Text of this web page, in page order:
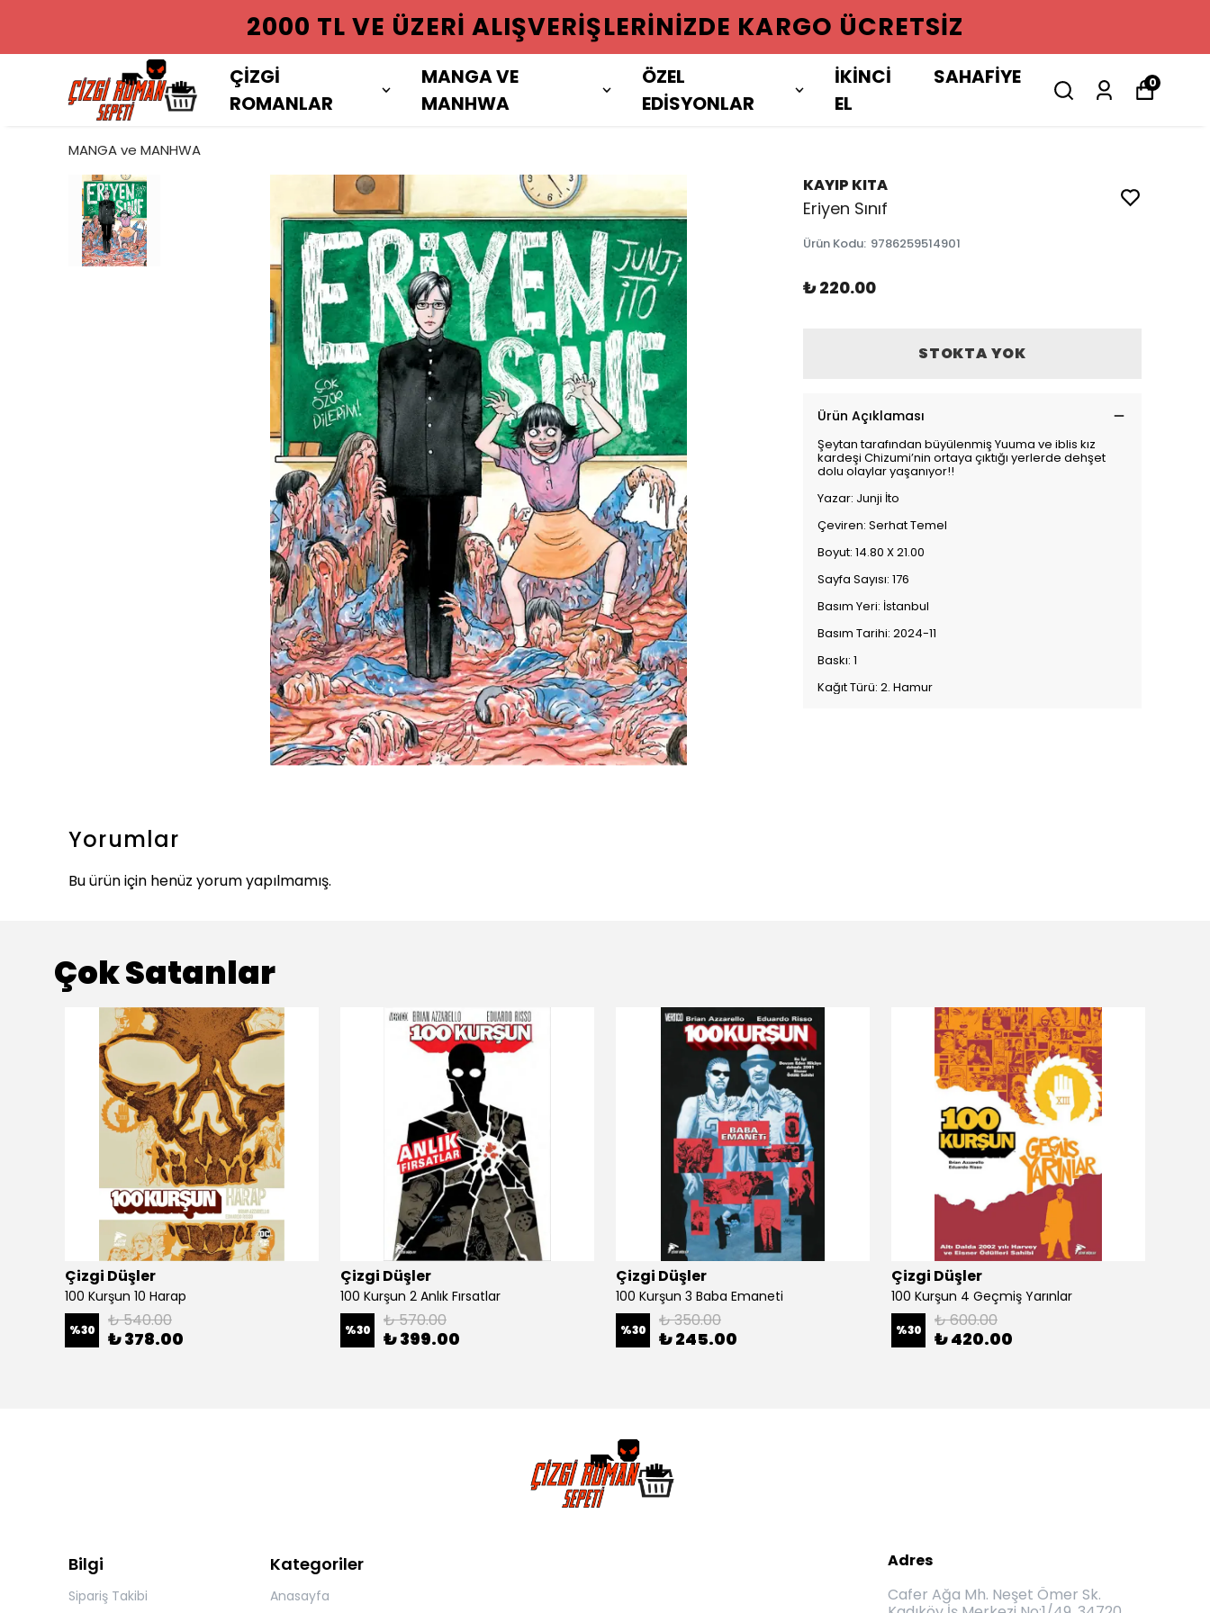
2000 TL VE ÜZERI ALIŞVERIŞLERINIZDE KARGO ÜCRETSIZ
ÇİZGİ
ROMANLAR
MANGA VE
MANHWA
ÖZEL
EDİSYONLAR
İKİNCİ
EL
SAHAFİYE 0
MANGA ve MANHWA
KAYIP KITA
Eriyen Sınıf
Ürün Kodu: 9786259514901
₺ 220.00
STOKTA YOK
Ürün Açıklaması
Şeytan tarafından büyülenmiş Yuuma ve iblis kız
kardeşi Chizumi’nin ortaya çıktığı yerlerde dehşet
dolu olaylar yaşanıyor!!
Yazar: Junji İto
Çeviren: Serhat Temel
Boyut: 14.80 X 21.00
Sayfa Sayısı: 176
Basım Yeri: İstanbul
Basım Tarihi: 2024-11
Baskı: 1
Kağıt Türü: 2. Hamur
Yorumlar
Bu ürün için henüz yorum yapılmamış.
Çok Satanlar
Çizgi Düşler
100 Kurşun 10 Harap
%30 ₺ 540.00
₺ 378.00
Çizgi Düşler
100 Kurşun 2 Anlık Fırsatlar
%30 ₺ 570.00
₺ 399.00
Çizgi Düşler
100 Kurşun 3 Baba Emaneti
%30 ₺ 350.00
₺ 245.00
Çizgi Düşler
100 Kurşun 4 Geçmiş Yarınlar
%30 ₺ 600.00
₺ 420.00
Bilgi
Sipariş Takibi
Kategoriler
Anasayfa
Adres
Cafer Ağa Mh. Neşet Ömer Sk.